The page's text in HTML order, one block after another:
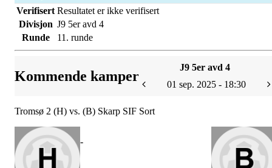
Verifisert Resultatet er ikke verifisert
Divisjon J9 5er avd 4
Runde
11. runde
Kommende kamper
J9 5er avd 4
01 sep. 2025 - 18:30
Tromsø 2 (H) vs. (B) Skarp SIF Sort
-